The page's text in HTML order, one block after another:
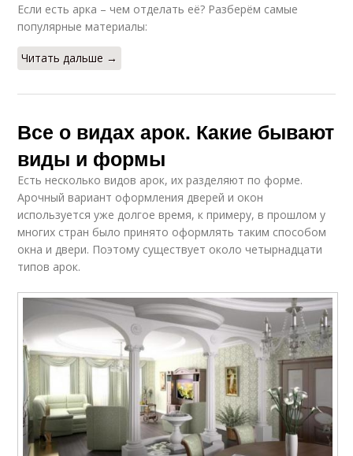
Если есть арка – чем отделать её? Разберём самые
популярные материалы:
Читать дальше →
Все о видах арок. Какие бывают
виды и формы
Есть несколько видов арок, их разделяют по форме.
Арочный вариант оформления дверей и окон
используется уже долгое время, к примеру, в прошлом у
многих стран было принято оформлять таким способом
окна и двери. Поэтому существует около четырнадцати
типов арок.